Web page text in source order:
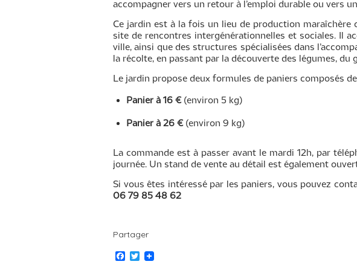
accompagner vers un retour à l’emploi durable ou vers
Ce jardin est à la fois un lieu de production maraîchère
site de rencontres intergénérationnelles et sociales. Il
ville, ainsi que des structures spécialisées dans
la récolte, en passant par la découverte des légumes, du
Le jardin propose deux formules de paniers composés
Panier à 16 €(environ 5 kg)
Panier à 26 €(environ 9 kg)
La commande est à passer avant le mardi 12h, par
journée. Un stand de vente au détail est également
Si vous êtes intéressé par les paniers, vous pouvez
06 79 85 48 62
Partager
F
T